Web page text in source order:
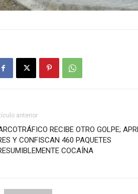
anterior
RECIBE OTRO GOLPE;
Y CONFISCAN 460 PAQUETES
COCAÍNA